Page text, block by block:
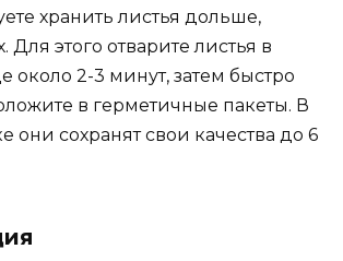
хранить листья дольше,
Для этого отварите листья в
около 2-3 минут, затем быстро
в герметичные пакеты. В
они сохранят свои качества до 6